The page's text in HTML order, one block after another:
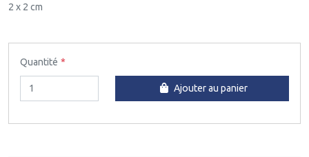
2 x 2 cm
Quantité
Ajouter au panier